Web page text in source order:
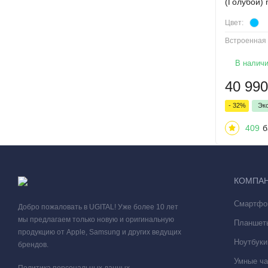
Цвет:
Встроенная
В
40 990
- 32%
409
Добро пожаловать в UGITAL! Уже более 10 лет
мы предлагаем только новую и оригинальную
продукцию от Apple, Samsung и других ведущих
брендов.
Умные